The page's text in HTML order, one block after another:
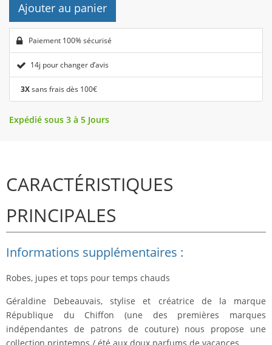
Ajouter au panier
Paiement 100% sécurisé
14j pour changer d’avis
3Xsans frais dès 100€
Expédié sous 3 à 5 Jours
CARACTÉRISTIQUES
PRINCIPALES
Informations supplémentaires :
Robes, jupes et tops pour temps chauds
Géraldine Debeauvais, stylise et créatrice de la marque
République du Chiffon (une des premières marques
indépendantes de patrons de couture) nous propose une